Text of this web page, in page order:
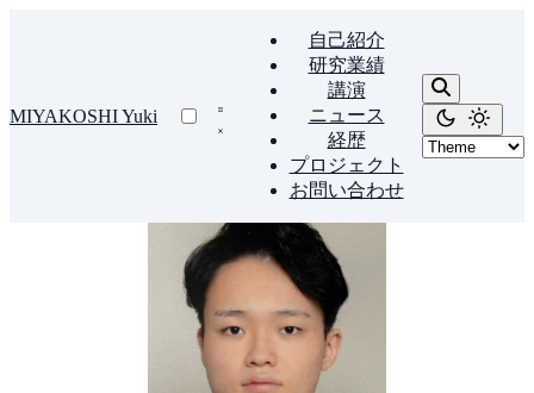
MIYAKOSHI Yuki
自己紹介
研究業績
講演
ニュース
経歴
プロジェクト
お問い合わせ